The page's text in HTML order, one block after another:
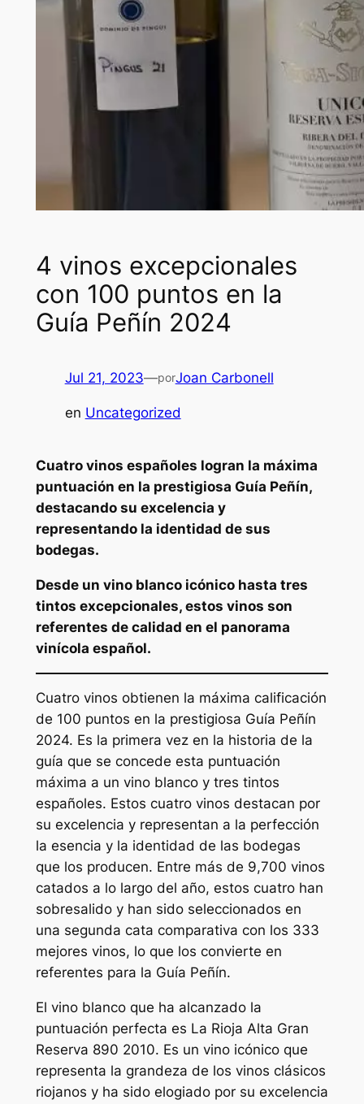
4 vinos excepcionales
con 100 puntos en la
Guía Peñín 2024
Jul 21, 2023—porJoan Carbonell
en Uncategorized
Cuatro vinos españoles logran la máxima
puntuación en la prestigiosa Guía Peñín,
destacando su excelencia y
representando la identidad de sus
bodegas.
Desde un vino blanco icónico hasta tres
tintos excepcionales, estos vinos son
referentes de calidad en el panorama
vinícola español.
Cuatro vinos obtienen la máxima calificación
de 100 puntos en la prestigiosa Guía Peñín
2024. Es la primera vez en la historia de la
guía que se concede esta puntuación
máxima a un vino blanco y tres tintos
españoles. Estos cuatro vinos destacan por
su excelencia y representan a la perfección
la esencia y la identidad de las bodegas
que los producen. Entre más de 9,700 vinos
catados a lo largo del año, estos cuatro han
sobresalido y han sido seleccionados en
una segunda cata comparativa con los 333
mejores vinos, lo que los convierte en
referentes para la Guía Peñín.
El vino blanco que ha alcanzado la
puntuación perfecta es La Rioja Alta Gran
Reserva 890 2010. Es un vino icónico que
representa la grandeza de los vinos clásicos
riojanos y ha sido elogiado por su excelencia